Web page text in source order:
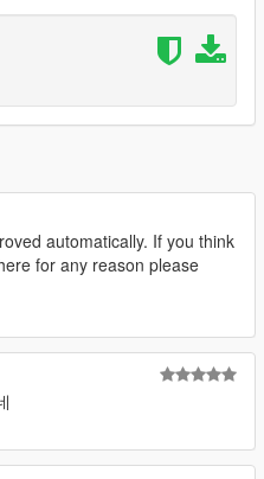
automatically. If you think
for any reason please